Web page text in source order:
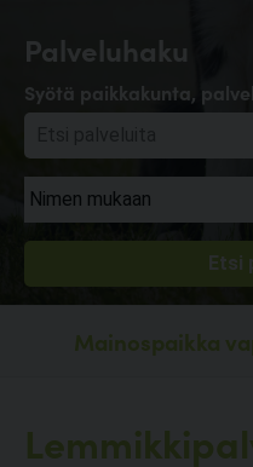
Palveluhaku
Syötä paikkakunta,
Mainospaikka